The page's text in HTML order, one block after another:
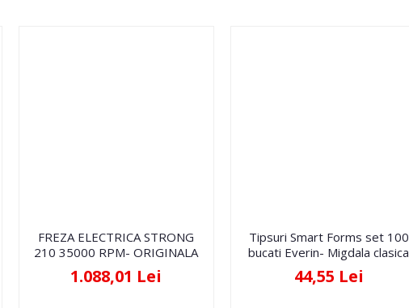
FREZA ELECTRICA STRONG
210 35000 RPM- ORIGINALA
1.088,01 Lei
Tipsuri Smart Forms set 100
bucati Everin- Migdala clasica
44,55 Lei